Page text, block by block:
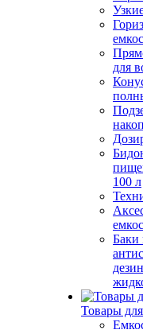
для
100 л
Баки
Товары